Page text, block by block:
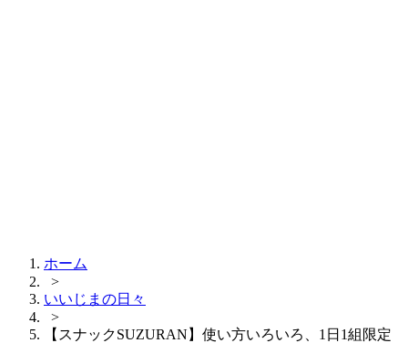
ホーム
>
いいじまの日々
>
【スナックSUZURAN】使い方いろいろ、1日1組限定